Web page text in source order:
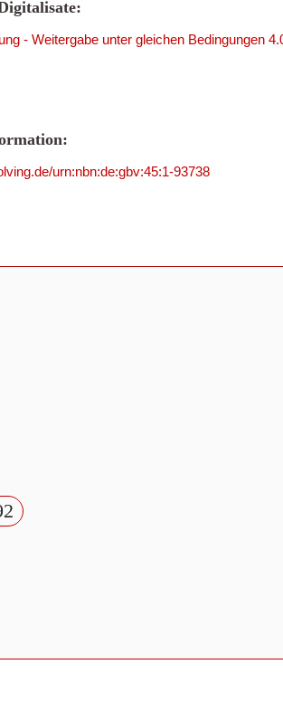
- Weitergabe unter gleichen Bedingungen
urn:nbn:de:gbv:45:1-93738